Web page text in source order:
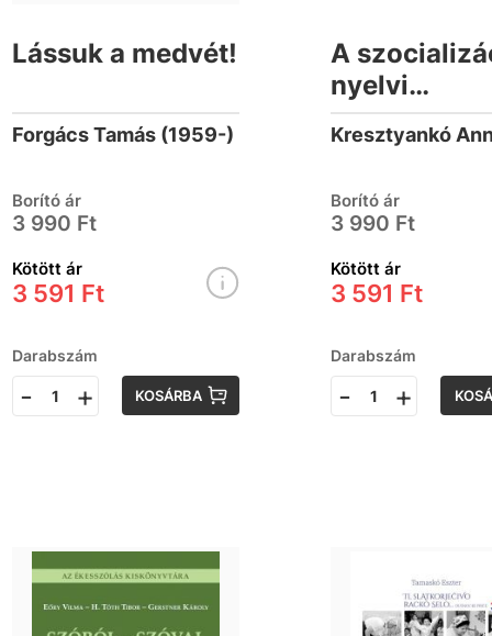
Lássuk a medvét!
Forgács Tamás (1959-)
Borító ár
3 990 Ft
Kötött ár
3 591 Ft
Darabszám
- + KOSÁRBA
A
nyelvi
különbségei
Kresztyankó
Borító ár
3 990 Ft
Kötött ár
3 591 Ft
Darabszám
- +